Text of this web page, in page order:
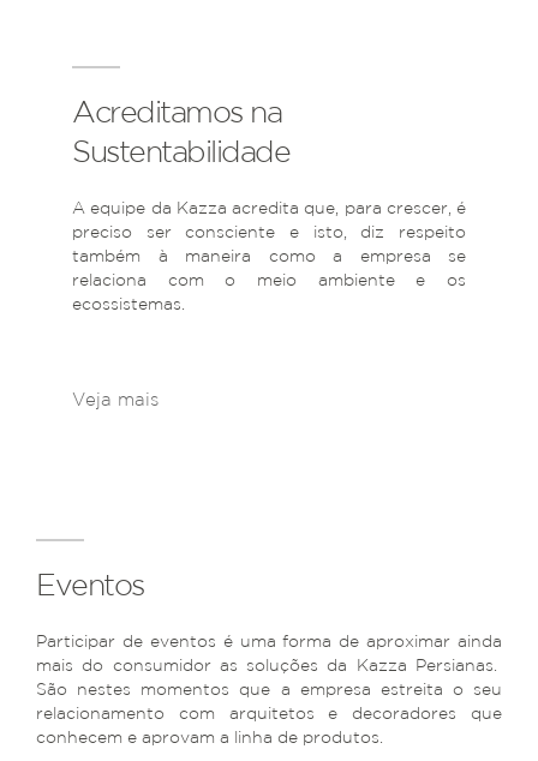
Acreditamos na
Sustentabilidade
A equipe da Kazza acredita que, para crescer, é
preciso ser consciente e isto, diz respeito
também à maneira como a empresa se
relaciona com o meio ambiente e os
ecossistemas.
Veja mais
Eventos
Participar de eventos é uma forma de aproximar ainda
mais do consumidor as soluções da Kazza Persianas.
São nestes momentos que a empresa estreita o seu
relacionamento com arquitetos e decoradores que
conhecem e aprovam a linha de produtos.